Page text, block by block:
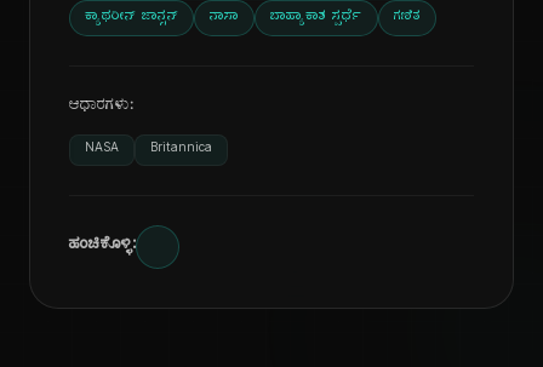
ಕ್ಯಾಥರೀನ್ ಜಾನ್ಸನ್ ನಾಸಾ ಬಾಹ್ಯಾಕಾಶ ಸ್ಪರ್ಧೆ ಗಣಿತ
ಆಧಾರಗಳು:
NASA Britannica
ಹಂಚಿಕೊಳ್ಳಿ: